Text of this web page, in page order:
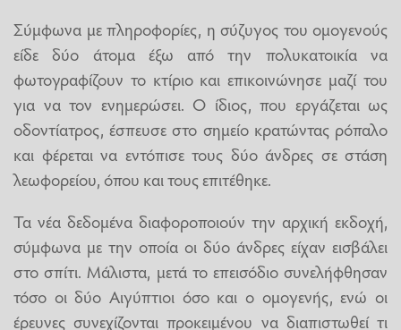
Σύμφωνα με πληροφορίες, η σύζυγος του ομογενούς
είδε δύο άτομα έξω από την πολυκατοικία να
φωτογραφίζουν το κτίριο και επικοινώνησε μαζί του
για να τον ενημερώσει. Ο ίδιος, που εργάζεται ως
οδοντίατρος, έσπευσε στο σημείο κρατώντας ρόπαλο
και φέρεται να εντόπισε τους δύο άνδρες σε στάση
λεωφορείου, όπου και τους επιτέθηκε.
Τα νέα δεδομένα διαφοροποιούν την αρχική εκδοχή,
σύμφωνα με την οποία οι δύο άνδρες είχαν εισβάλει
στο σπίτι. Μάλιστα, μετά το επεισόδιο συνελήφθησαν
τόσο οι δύο Αιγύπτιοι όσο και ο ομογενής, ενώ οι
έρευνες συνεχίζονται προκειμένου να διαπιστωθεί τι